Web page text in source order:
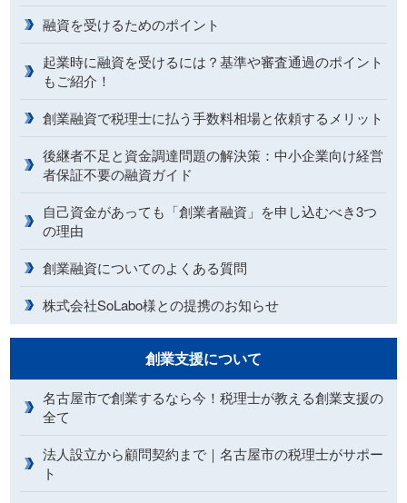
融資を受けるためのポイント
起業時に融資を受けるには？基準や審査通過のポイント
もご紹介！
創業融資で税理士に払う手数料相場と依頼するメリット
後継者不足と資金調達問題の解決策：中小企業向け経営
者保証不要の融資ガイド
自己資金があっても「創業者融資」を申し込むべき3つ
の理由
創業融資についてのよくある質問
株式会社SoLabo様との提携のお知らせ
創業支援について
名古屋市で創業するなら今！税理士が教える創業支援の
全て
法人設立から顧問契約まで｜名古屋市の税理士がサポー
ト